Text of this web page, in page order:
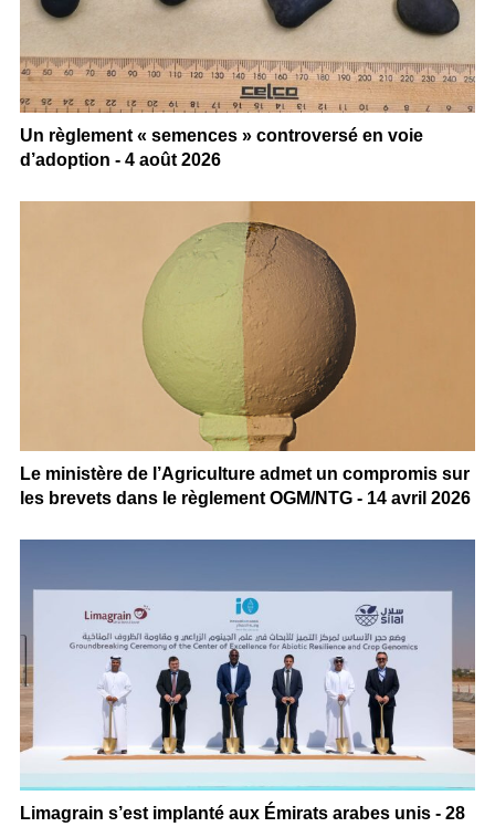
Un règlement « semences » controversé en voie
d’adoption - 4 août 2026
Le ministère de l’Agriculture admet un compromis sur
les brevets dans le règlement OGM/NTG - 14 avril 2026
Limagrain s’est implanté aux Émirats arabes unis - 28